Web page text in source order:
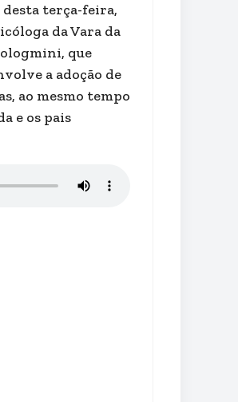
desta terça-feira,
da Vara da
que
a adoção de
ao mesmo tempo
e os pais